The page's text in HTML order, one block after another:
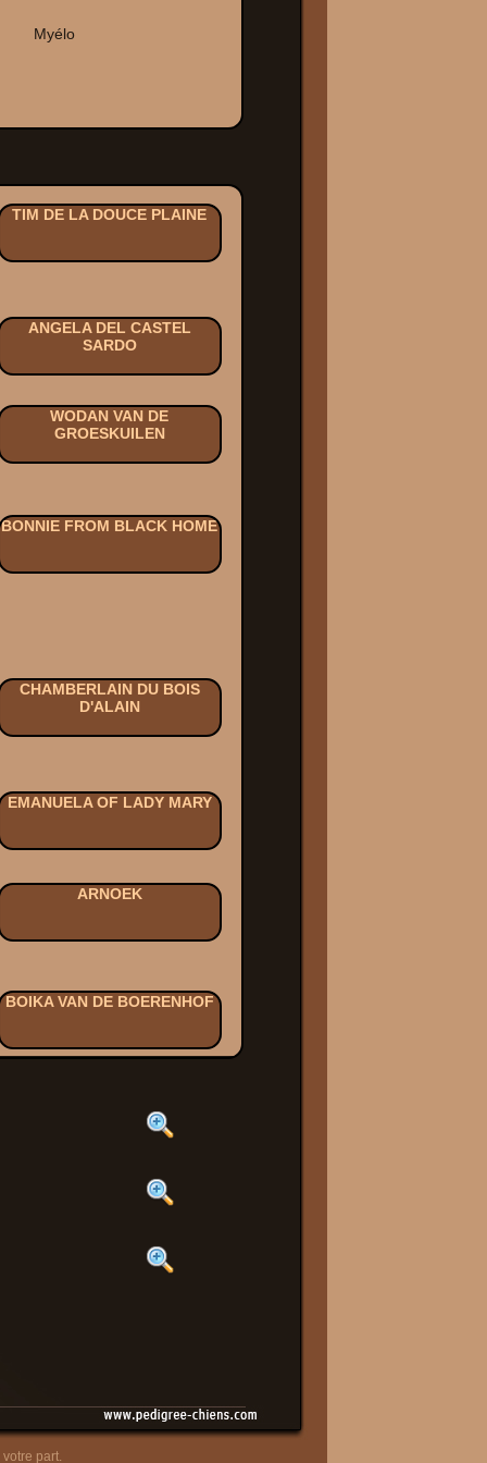
Myélo
TIM DE LA DOUCE PLAINE
ANGELA DEL CASTEL
SARDO
WODAN VAN DE
GROESKUILEN
BONNIE FROM BLACK HOME
CHAMBERLAIN DU BOIS
D'ALAIN
EMANUELA OF LADY MARY
ARNOEK
BOIKA VAN DE BOERENHOF
part.